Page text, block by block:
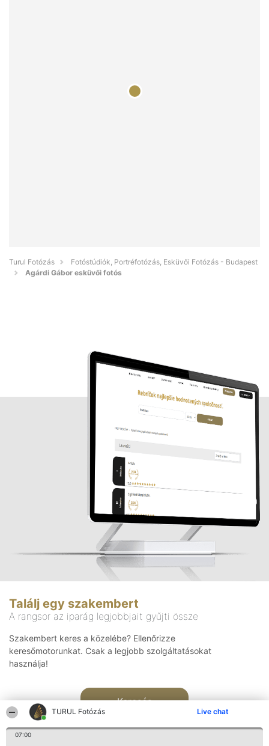
TURUL Fotózás Live chat
07:00
Turul Fotózás
Fotóstúdiók, Portréfotózás, Esküvői Fotózás - Budapest
Agárdi Gábor esküvői fotós
Találj egy szakembert
A rangsor az iparág legjobbjait gyűjti össze
Szakembert keres a közelébe? Ellenőrizze
keresőmotorunkat. Csak a legjobb szolgáltatásokat
használja!
Keresés